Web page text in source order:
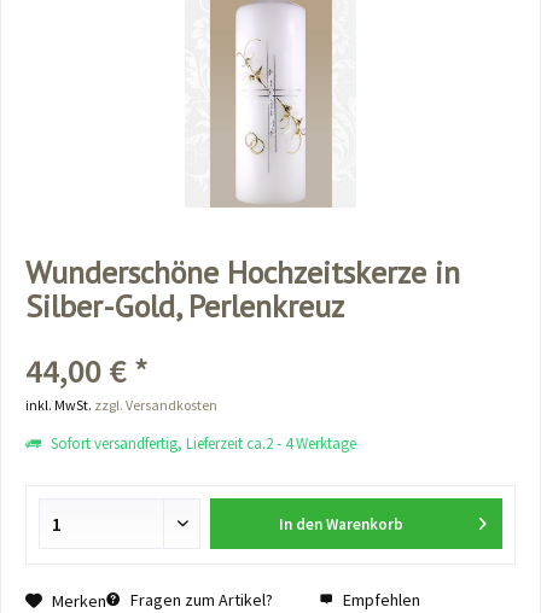
Wunderschöne Hochzeitskerze in
Silber-Gold, Perlenkreuz
44,00 € *
inkl. MwSt. zzgl. Versandkosten
Sofort versandfertig, Lieferzeit ca.2 - 4 Werktage
In den Warenkorb
Merken Fragen zum Artikel? Empfehlen